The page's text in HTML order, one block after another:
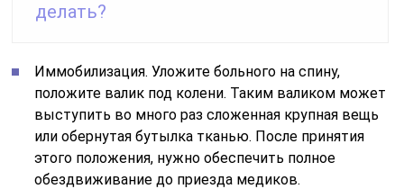
делать?
Иммобилизация. Уложите больного на спину,
положите валик под колени. Таким валиком может
выступить во много раз сложенная крупная вещь
или обернутая бутылка тканью. После принятия
этого положения, нужно обеспечить полное
обездвиживание до приезда медиков.